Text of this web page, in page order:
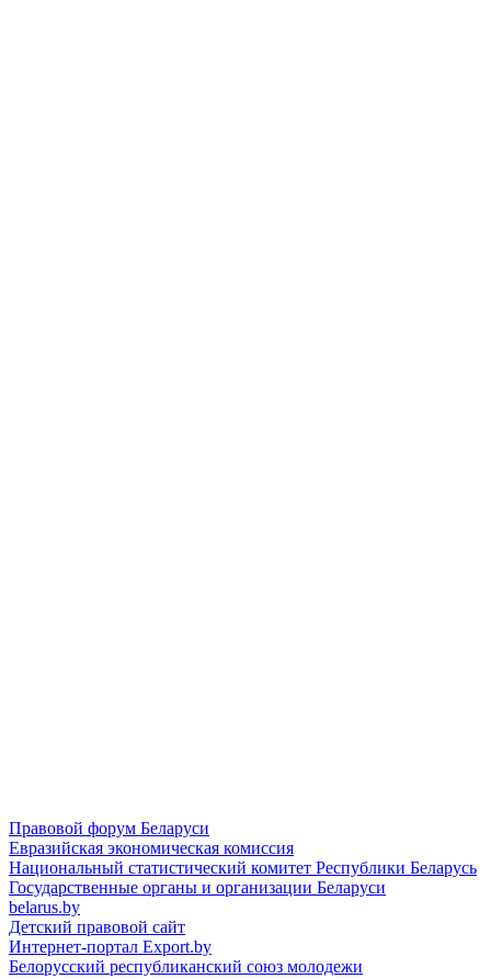
Правовой форум Беларуси
Евразийская экономическая комиссия
Национальный статистический комитет Республики Беларусь
Государственные органы и организации Беларуси
belarus.by
Детский правовой сайт
Интернет-портал Export.by
Белорусский республиканский союз молодежи